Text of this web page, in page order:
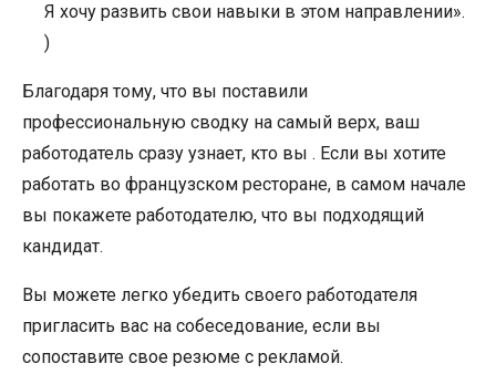
Я хочу развить свои навыки в этом направлении».
)
Благодаря тому, что вы поставили
профессиональную сводку на самый верх, ваш
работодатель сразу узнает, кто вы . Если вы хотите
работать во французском ресторане, в самом начале
вы покажете работодателю, что вы подходящий
кандидат.
Вы можете легко убедить своего работодателя
пригласить вас на собеседование, если вы
сопоставите свое резюме с рекламой.